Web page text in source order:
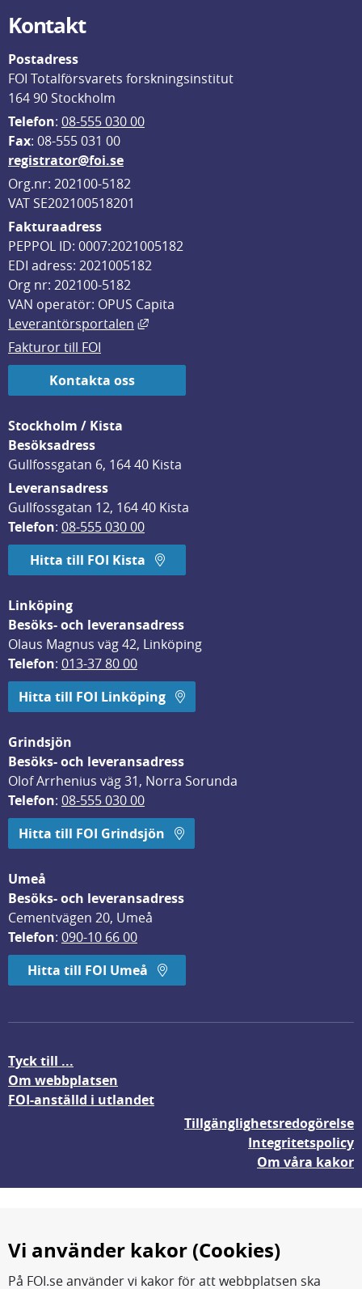
Kontakt
Postadress
FOI Totalförsvarets forskningsinstitut
164 90 Stockholm
Telefon: 08-555 030 00
Fax: 08-555 031 00
registrator@foi.se
Org.nr: 202100-5182
VAT SE202100518201
Fakturaadress
PEPPOL ID: 0007:2021005182
EDI adress: 2021005182
Org nr: 202100-5182
VAN operatör: OPUS Capita
Leverantörsportalen
Länk till annan webbplats, öppnas
Fakturor till FOI
Kontakta oss
Stockholm / Kista
Besöksadress
Gullfossgatan 6, 164 40 Kista
Leveransadress
Gullfossgatan 12, 164 40 Kista
Telefon: 08-555 030 00
Hitta till FOI Kista
Linköping
Besöks- och leveransadress
Olaus Magnus väg 42, Linköping
Telefon: 013-37 80 00
Hitta till FOI Linköping
Grindsjön
Besöks- och leveransadress
Olof Arrhenius väg 31, Norra Sorunda
Telefon: 08-555 030 00
Hitta till FOI Grindsjön
Umeå
Besöks- och leveransadress
Cementvägen 20, Umeå
Telefon: 090-10 66 00
Hitta till FOI Umeå
Tyck till ...
Om webbplatsen
FOI-anställd i utlandet
Tillgänglighetsredogörelse
Integritetspolicy
Om våra kakor
Vi använder kakor (Cookies)
På FOI.se använder vi kakor för att webbplatsen ska